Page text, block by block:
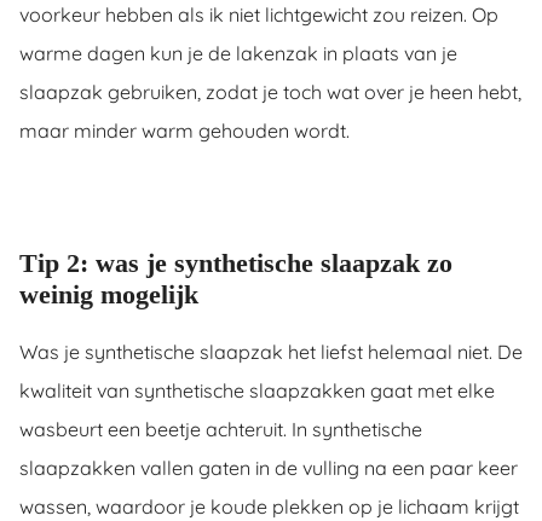
voorkeur hebben als ik niet lichtgewicht zou reizen. Op
warme dagen kun je de lakenzak in plaats van je
slaapzak gebruiken, zodat je toch wat over je heen hebt,
maar minder warm gehouden wordt.
Tip 2: was je synthetische slaapzak zo
weinig mogelijk
Was je synthetische slaapzak het liefst helemaal niet. De
kwaliteit van synthetische slaapzakken gaat met elke
wasbeurt een beetje achteruit. In synthetische
slaapzakken vallen gaten in de vulling na een paar keer
wassen, waardoor je koude plekken op je lichaam krijgt